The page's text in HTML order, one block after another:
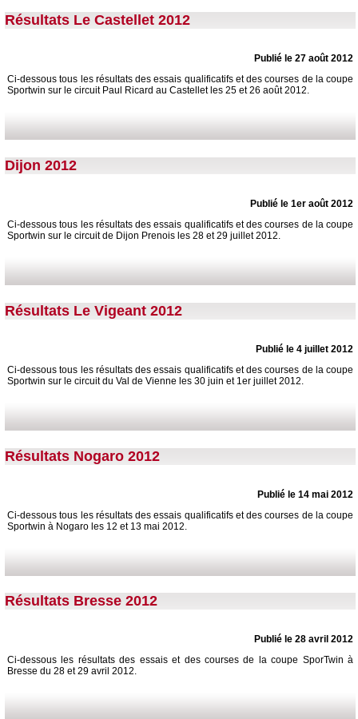
Résultats Le Castellet 2012
Publié le 27 août 2012
Ci-dessous tous les résultats des essais qualificatifs et des courses de la coupe
Sportwin sur le circuit Paul Ricard au Castellet les 25 et 26 août 2012.
Dijon 2012
Publié le 1er août 2012
Ci-dessous tous les résultats des essais qualificatifs et des courses de la coupe
Sportwin sur le circuit de Dijon Prenois les 28 et 29 juillet 2012.
Résultats Le Vigeant 2012
Publié le 4 juillet 2012
Ci-dessous tous les résultats des essais qualificatifs et des courses de la coupe
Sportwin sur le circuit du Val de Vienne les 30 juin et 1er juillet 2012.
Résultats Nogaro 2012
Publié le 14 mai 2012
Ci-dessous tous les résultats des essais qualificatifs et des courses de la coupe
Sportwin à Nogaro les 12 et 13 mai 2012.
Résultats Bresse 2012
Publié le 28 avril 2012
Ci-dessous les résultats des essais et des courses de la coupe SporTwin à
Bresse du 28 et 29 avril 2012.